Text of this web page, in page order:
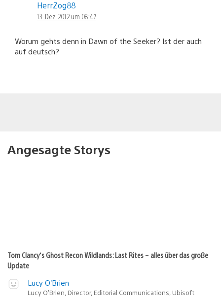
HerrZog88
13. Dez. 2012 um 08:47
Worum gehts denn in Dawn of the Seeker? Ist der auch
auf deutsch?
Angesagte Storys
Tom Clancy’s Ghost Recon Wildlands: Last Rites – alles über das große
Update
Lucy O’Brien
Lucy O’Brien, Director, Editorial Communications, Ubisoft